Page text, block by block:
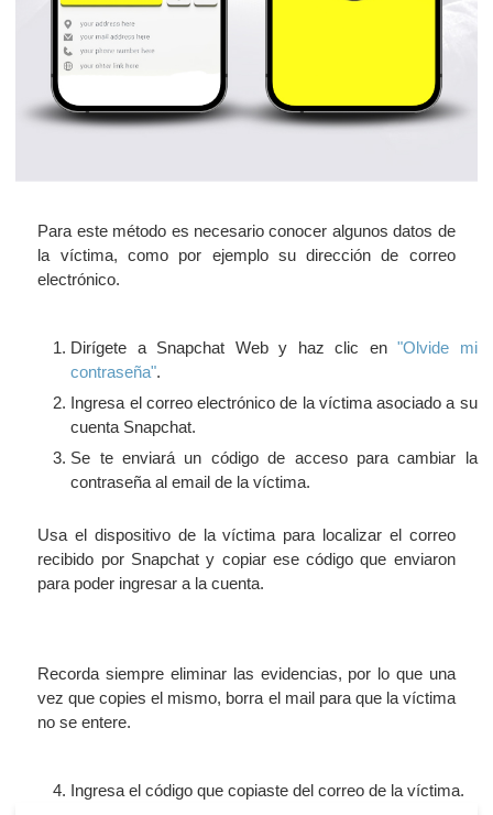
Para este método es necesario conocer algunos datos de
la víctima, como por ejemplo su dirección de correo
electrónico.
Dirígete a Snapchat Web y haz clic en"Olvide mi
contraseña".
Ingresa el correo electrónico de la víctima asociado a su
cuenta Snapchat.
Se te enviará un código de acceso para cambiar la
contraseña al email de la víctima.
Usa el dispositivo de la víctima para localizar el correo
recibido por Snapchat y copiar ese código que enviaron
para poder ingresar a la cuenta.
Recorda siempre eliminar las evidencias, por lo que una
vez que copies el mismo, borra el mail para que la víctima
no se entere.
Ingresa el código que copiaste del correo de la víctima.